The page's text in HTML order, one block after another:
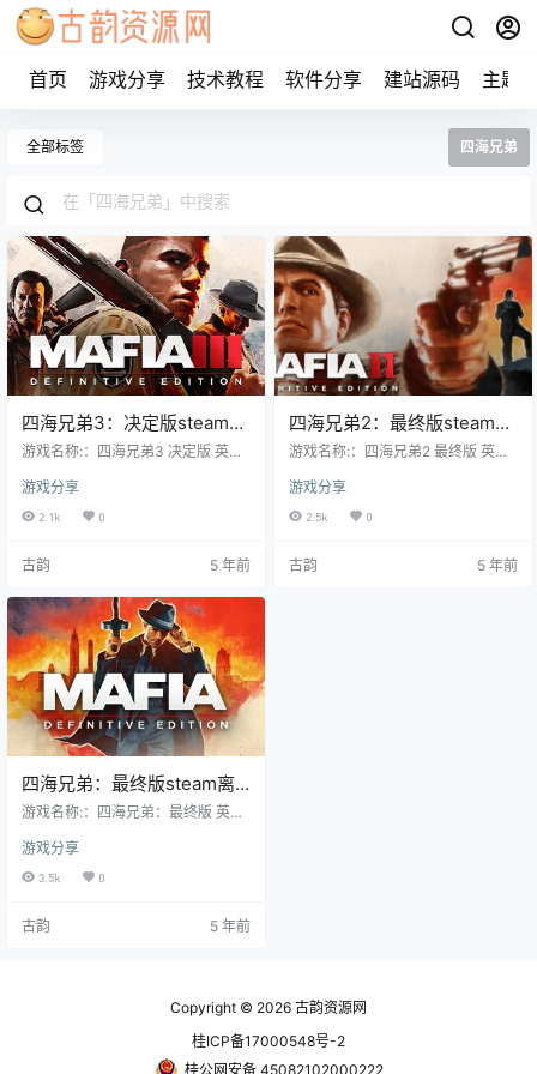
首页 游戏分享 技术教程 软件分享 建站源码 主题
全部标签 四海兄弟
四海兄弟3：决定版steam离
线正版账号共享
游戏名称:：四海兄弟3 决定版 英文
游戏类型:：动作, 冒险, 角色扮演 游
戏制作：Hangar 13 游戏发行：2k
戏介绍 1968年，世道早已改变。多
个真理：家人并不是伴你而生的
人，而是你愿意为之赴死的人。 关
于这款游戏 …
游戏分享
2.1k 0
古韵 5 年前
四海兄弟2：最终版steam离
线正版账号共享
游戏名称:：四海兄弟2 最终版 英文
游戏类型:：动作, 冒险, 角色扮演 游
戏制作：Hangar 13 游戏发行：2k
用前先看教程https://www.hackv.c
游戏分享
2.5k 0
古韵 5 年前
四海兄弟：最终版steam离
线账号正版共享
游戏名称:：四海兄弟：最终版 英文
戏类型:：动作, 冒险, 角色扮演 游戏
制作：Hangar 13 游戏发行：2k 游
戏平台：PC 游戏语言：中文、英文
----------------------------- 关
游戏分享
3.5k 0
古韵 5 年前
Copyright © 2026 古韵资源网
桂ICP备17000548号-2
桂公网安备 45082102000222